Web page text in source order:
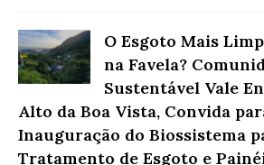
O Esgoto Mais
na Favela?
Sustentável Vale
Alto da Boa Vista, Convida
Inauguração do Biossistema
Tratamento de Esgoto e